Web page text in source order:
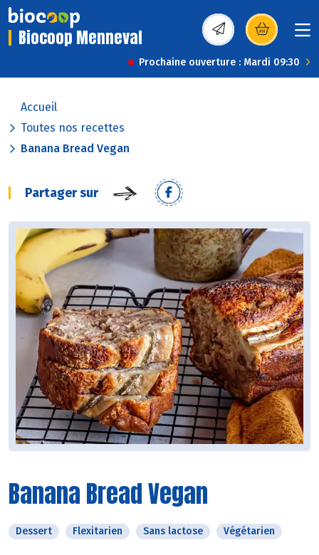
Biocoop Menneval (s’ouvre dans une
Prochaine ouverture : Mardi 09:30
Accueil
Toutes nos recettes
Banana Bread Vegan
Partager sur
Banana Bread Vegan
Dessert Flexitarien Sans lactose Végétarien